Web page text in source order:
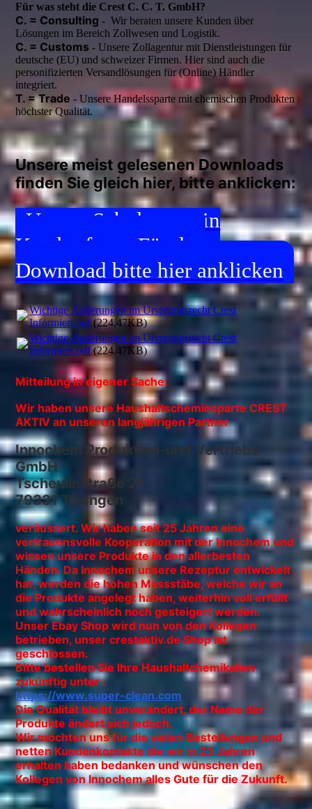
Für was steht die Crest C. C. T. GmbH?
C. = Consulting - Wir beraten unsere Kunden über
Lösungen im Bereich Zollwesen und Logistik.
C. = Customs - Unsere Zollagentur mit Dienstleistungen für
deutsche (EU) und schweizer Firmen. Hier sind auch die
personifizierten Versandlösungen für (Online) Händler
integriert.
T. = Trade - Unsere Handelssparte mit chemischen Produkten
höchster Qualität.
Unsere meist gelesenen Downloads
finden Sie gleich hier, bitte anklicken:
Unsere Schulungen in
Katalogform. Für den
Download bitte hier anklicken
Wichtige Änderungen im Ursprungsrecht Crest
Informiert.pdf(224.47KB)
Wichtige Änderungen im Ursprungsrecht Crest
Informiert.pdf(224.47KB)
Mitteilung in eigener Sache:
Wir haben unsere Haushaltschemiesparte CREST
AKTIV an unseren langjährigen Partner
Innochem Produktion-und Vertriebs
GmbH
Tscheulinstraße 21
79331 Teningen
veräussert. Wir haben seit 25 Jahren eine
vertrauensvolle Kooperation mit der Innochem und
wissen unsere Produkte in den allerbesten
Händen. Da Innochem unsere Rezeptur entwickelt
hat, werden die hohen Massstäbe, welche wir an
die Produkte angelegt haben, weiterhin voll erfüllt
und wahrscheinlich noch gesteigert werden.
Unser Ebay Shop wird nun von den Kollegen
betrieben, unser crestaktiv.de Shop ist
geschlossen.
Bitte bestellen Sie Ihre Haushaltchemikalien
zukünftig unter :
https://www.super-clean.com
Die Qualität bleibt unverändert, der Name der
Produkte ändert sich jedoch.
Wir möchten uns für die vielen Bestellungen und
netten Kundenkontakte die wir in 23 Jahren
erhalten haben bedanken und wünschen den
Kollegen von Innochem alles Gute für die Zukunft.